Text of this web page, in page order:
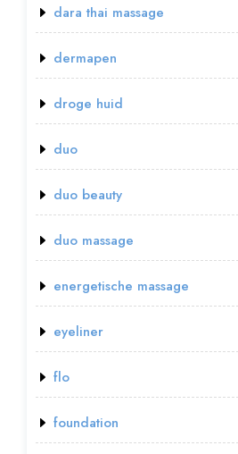
dara thai massage
dermapen
droge huid
duo
duo beauty
duo massage
energetische massage
eyeliner
flo
foundation